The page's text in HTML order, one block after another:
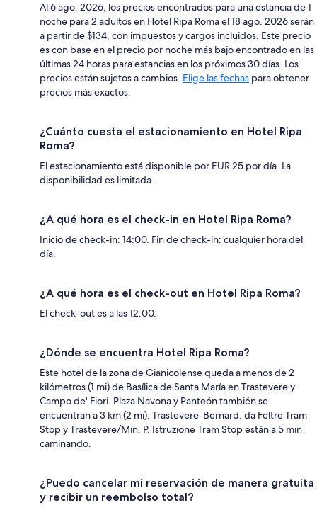
Al 6 ago. 2026, los precios encontrados para una estancia de 1
noche para 2 adultos en Hotel Ripa Roma el 18 ago. 2026 serán
a partir de $134, con impuestos y cargos incluidos. Este precio
es con base en el precio por noche más bajo encontrado en las
últimas 24 horas para estancias en los próximos 30 días. Los
precios están sujetos a cambios. Elige las fechas para obtener
precios más exactos.
¿Cuánto cuesta el estacionamiento en Hotel Ripa
Roma?
El estacionamiento está disponible por EUR 25 por día. La
disponibilidad es limitada.
¿A qué hora es el check-in en Hotel Ripa Roma?
Inicio de check-in: 14:00. Fin de check-in: cualquier hora del
día.
¿A qué hora es el check-out en Hotel Ripa Roma?
El check-out es a las 12:00.
¿Dónde se encuentra Hotel Ripa Roma?
Este hotel de la zona de Gianicolense queda a menos de 2
kilómetros (1 mi) de Basílica de Santa María en Trastevere y
Campo de' Fiori. Plaza Navona y Panteón también se
encuentran a 3 km (2 mi). Trastevere-Bernard. da Feltre Tram
Stop y Trastevere/Min. P. Istruzione Tram Stop están a 5 min
caminando.
¿Puedo cancelar mi reservación de manera gratuita
y recibir un reembolso total?